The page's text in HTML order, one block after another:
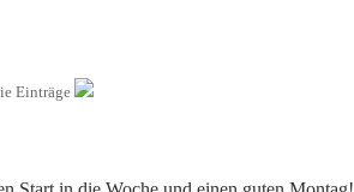
Einträge